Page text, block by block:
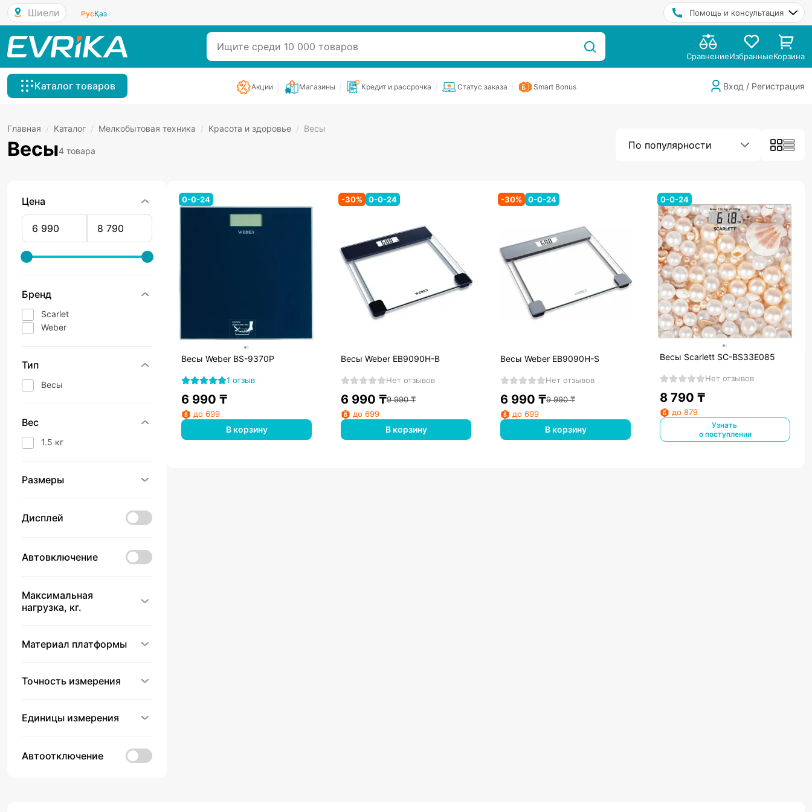
Шиели РусҚаз Помощь и консультация
СравнениеИзбранныеКорзина
Каталог товаров Акции Магазины Кредит и рассрочка Статус заказа Smart Bonus Вход / Регистрация
Главная / Каталог / Мелкобытовая техника / Красота и здоровье / Весы
Весы4 товара По популярности
Цена
Бренд
Scarlet
Weber
Тип
Весы
Вес
1.5 кг
Размеры
Дисплей
Автовключение
Максимальная
нагрузка, кг.
Материал платформы
Точность измерения
Единицы измерения
Автоотключение
0-0-24
Весы Weber BS-9370P
1 отзыв
6 990 ₸
до 699
В корзину
-30% 0-0-24
Весы Weber EB9090H-B
Нет отзывов
6 990 ₸9 990₸
до 699
В корзину
-30% 0-0-24
Весы Weber EB9090H-S
Нет отзывов
6 990 ₸9 990₸
до 699
В корзину
0-0-24
Весы Scarlett SC-BS33E085
Нет отзывов
8 790 ₸
до 879
Узнать
о поступлении